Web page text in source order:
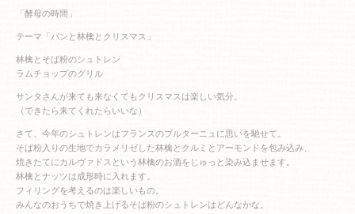
「酵母の時間」
テーマ「パンと林檎とクリスマス」
林檎とそば粉のシュトレン
ラムチョップのグリル
サンタさんが来ても来なくてもクリスマスは楽しい気分。
（できたら来てくれたらいいな）
さて、今年のシュトレンはフランスのブルターニュに思いを馳せて。
そば粉入りの生地でカラメリゼした林檎とクルミとアーモンドを包み込み、
焼きたてにカルヴァドスという林檎のお酒をじゅっと染み込ませます。
林檎とナッツは成形時に入れます。
フィリングを考えるのは楽しいもの。
みんなのおうちで焼き上げるそば粉のシュトレンはどんなかな。